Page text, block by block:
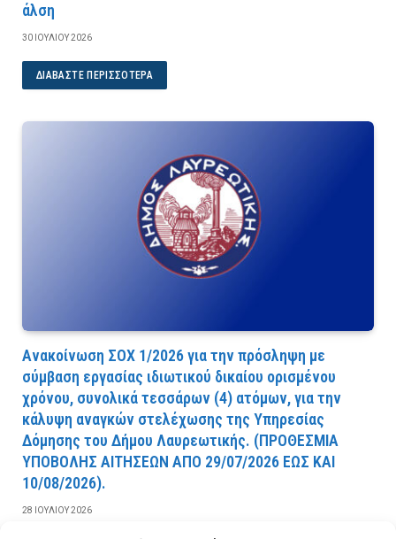
άλση
30 ΙΟΥΛΊΟΥ 2026
ΔΙΑΒΆΣΤΕ ΠΕΡΙΣΣΌΤΕΡΑ
Ανακοίνωση ΣΟΧ 1/2026 για την πρόσληψη με
σύμβαση εργασίας ιδιωτικού δικαίου ορισμένου
χρόνου, συνολικά τεσσάρων (4) ατόμων, για την
κάλυψη αναγκών στελέχωσης της Υπηρεσίας
Δόμησης του Δήμου Λαυρεωτικής. (ΠPOΘEΣMIA
YΠOBOΛHΣ AITHΣEΩN AΠO 29/07/2026 EΩΣ KAI
10/08/2026).
28 ΙΟΥΛΊΟΥ 2026